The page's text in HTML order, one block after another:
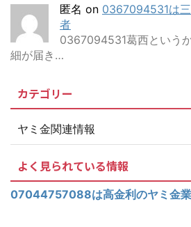
匿名 on 0367094531は
者
0367094531葛西という
細が届き…
カテゴリー
ヤミ金関連情報
よく見られている情報
07044757088は高金利のヤミ金